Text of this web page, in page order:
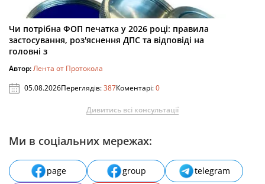
Чи потрібна ФОП печатка у 2026 році: правила
застосування, роз'яснення ДПС та відповіді на
головні з
Автор:Лента от Протокола
05.08.2026Переглядів:387Коментарі:0
Дивитись всі консультації
Ми в соціальних мережах:
page group
telegram